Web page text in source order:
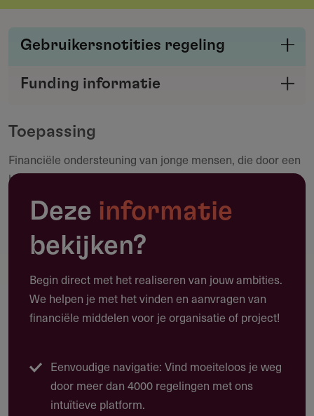
Toepassing
Financiële ondersteuning van jonge mensen, die door een
beperking op fysiek, verstandelijk of sociaal-
maatschappelijk terrein in hun ontwikkeling geremd of
belemmerd worden.
Bevordering van de ontwikkeling kan op een diversiteit van
terreinen gewenst zijn. Te denken valt aan activiteiten op
het gebied van:
Sport
Kunst en cultuur
Onderwijs en cursussen
Maatschappelijk verkeer
Gebruikersnotities regeling
verstrekker met de Fondswervingonline
Maak een notitie
Funding informatie
Deze informatie
bekijken?
Begin direct met het realiseren van jouw ambities.
We helpen je met het vinden en aanvragen van
financiële middelen voor je organisatie of project!
Eenvoudige navigatie: Vind moeiteloos je weg
door meer dan 4000 regelingen met ons
intuïtieve platform.